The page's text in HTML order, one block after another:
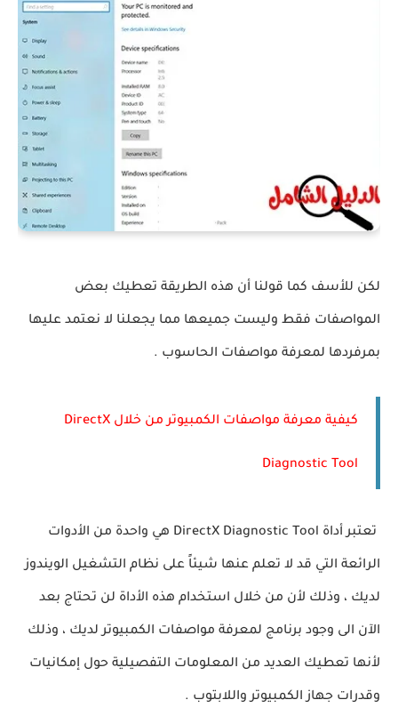
لكن للأسف كما قولنا أن هذه الطريقة تعطيك بعض
المواصفات فقط وليست جميعها مما يجعلنا لا نعتمد عليها
بمرفردها لمعرفة مواصفات الحاسوب .
كيفية معرفة مواصفات الكمبيوتر من خلال DirectX
Diagnostic Tool
تعتبر أداة DirectX Diagnostic Tool هي واحدة من الأدوات
الرائعة التي قد لا تعلم عنها شيئاً على نظام التشغيل الويندوز
لديك ، وذلك لأن من خلال استخدام هذه الأداة لن تحتاج بعد
الآن الى وجود برنامج لمعرفة مواصفات الكمبيوتر لديك ، وذلك
لأنها تعطيك العديد من المعلومات التفصيلية حول إمكانيات
وقدرات جهاز الكمبيوتر واللابتوب .